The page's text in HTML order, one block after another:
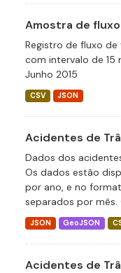
Amostra de
Registro de fluxo de
com intervalo de 15
Junho 2015
CSV JSON
Acidentes de
Dados dos
Os dados estão
por ano, e no
separados por mês.
JSON GeoJSON
Acidentes de